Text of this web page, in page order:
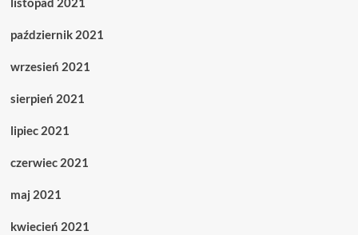
październik 2021
wrzesień 2021
sierpień 2021
lipiec 2021
czerwiec 2021
maj 2021
kwiecień 2021